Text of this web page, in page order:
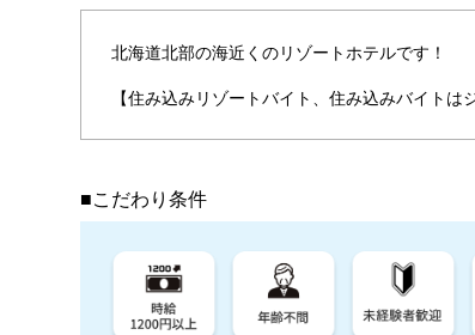
北海道北部の海近くのリゾートホテルです！
【住み込みリゾートバイト、住み込みバイトは
■こだわり条件